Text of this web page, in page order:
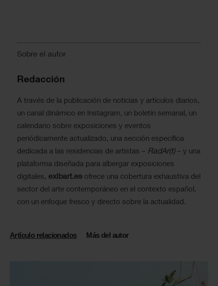
Sobre el autor
Redacción
A través de la publicación de noticias y artículos diarios,
un canal dinámico en Instagram, un boletín semanal, un
calendario sobre exposiciones y eventos
periódicamente actualizado, una sección específica
dedicada a las residencias de artistas – RadAr(t)– y una
plataforma diseñada para albergar exposiciones
digitales, exibart.es ofrece una cobertura exhaustiva del
sector del arte contemporáneo en el contexto español,
con un enfoque fresco y directo sobre la actualidad.
Artículo relacionados Más del autor